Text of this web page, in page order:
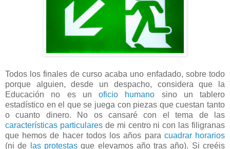
Todos los finales de curso acaba uno enfadado, sobre todo
porque alguien, desde un despacho, considera que la
Educación no es un oficio humano sino un tablero
estadístico en el que se juega con piezas que cuestan tanto
o cuanto dinero. No os cansaré con el tema de las
características particularesde mi centro ni con las filigranas
que hemos de hacer todos los años para cuadrar horarios
(ni de
las protestasque elevamos año tras año). Si creéis